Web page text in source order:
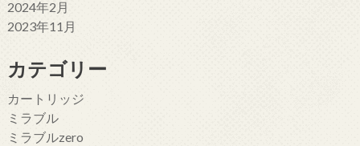
2024年2月
2023年11月
カテゴリー
カートリッジ
ミラブル
ミラブルzero